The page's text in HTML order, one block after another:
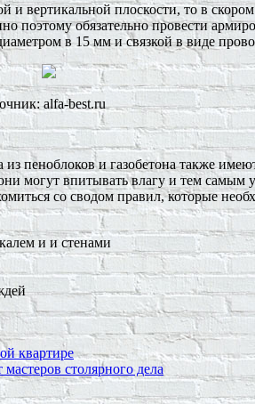
и вертикальной плоскости, то в
поэтому обязательно провести
в 15 мм и связкой в виде
alfa-best.ru
пеноблоков и газобетона также
могут впитывать влагу и тем самым
со сводом правил, которые
и и стенами
квартире
столярного дела